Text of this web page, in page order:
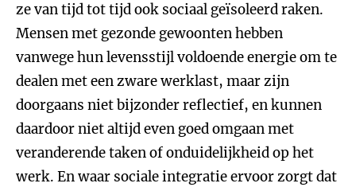
ze van tijd tot tijd ook sociaal geïsoleerd raken.
Mensen met gezonde gewoonten hebben
vanwege hun levensstijl voldoende energie om te
dealen met een zware werklast, maar zijn
doorgaans niet bijzonder reflectief, en kunnen
daardoor niet altijd even goed omgaan met
veranderende taken of onduidelijkheid op het
werk. En waar sociale integratie ervoor zorgt dat